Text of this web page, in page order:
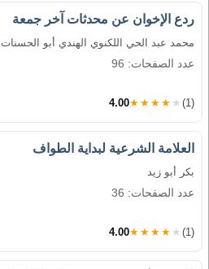
ردع الإخوان عن محدثات آخر جمعة
محمد عبد الحي اللكنوي الهندي أبو الحسنات
عدد الصفحات: 96
4.00★★★★★ (1)
العلامة الشرعية لبداية الطواف
بكر أبو زيد
عدد الصفحات: 36
4.00★★★★★ (1)